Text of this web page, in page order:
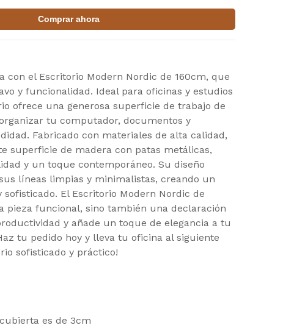
Comprar ahora
con el Escritorio Modern Nordic de 160cm, que
y funcionalidad. Ideal para oficinas y estudios
ofrece una generosa superficie de trabajo de
tu computador, documentos y
Fabricado con materiales de alta calidad,
superficie de madera con patas metálicas,
y un toque contemporáneo. Su diseño
líneas limpias y minimalistas, creando un
El Escritorio Modern Nordic de
pieza funcional, sino también una declaración
y añade un toque de elegancia a tu
tu pedido hoy y lleva tu oficina al siguiente
sofisticado y práctico!
es de 3cm